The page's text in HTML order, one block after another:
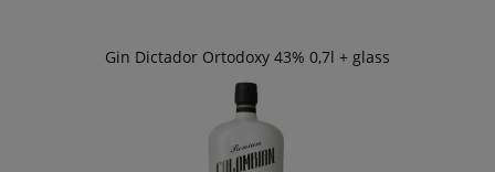
Gin Dictador Ortodoxy 43% 0,7l + glass